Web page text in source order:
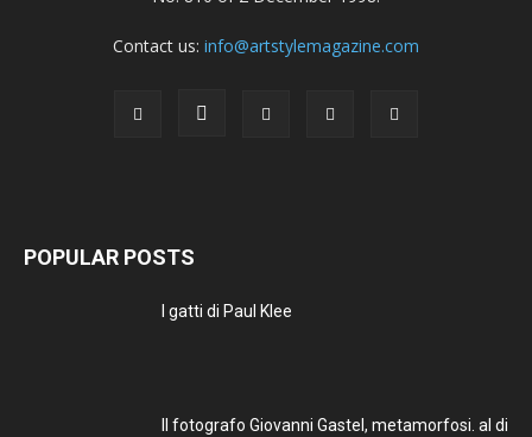
Contact us: info@artstylemagazine.com
POPULAR POSTS
I gatti di Paul Klee
Il fotografo Giovanni Gastel, metamorfosi. al di